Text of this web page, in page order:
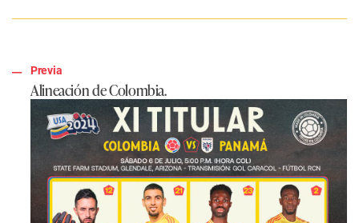
Previa
Alineación de Colombia.